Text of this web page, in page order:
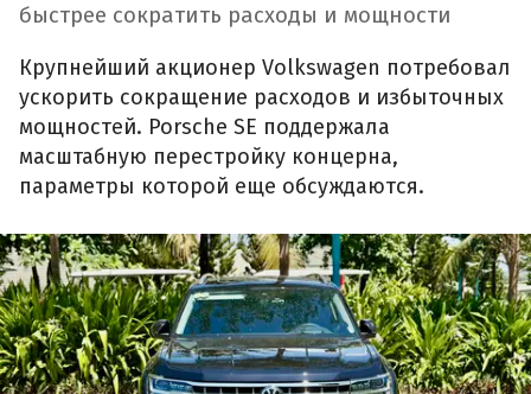
быстрее сократить расходы и мощности
Крупнейший акционер Volkswagen потребовал
ускорить сокращение расходов и избыточных
мощностей. Porsche SE поддержала
масштабную перестройку концерна,
параметры которой еще обсуждаются.